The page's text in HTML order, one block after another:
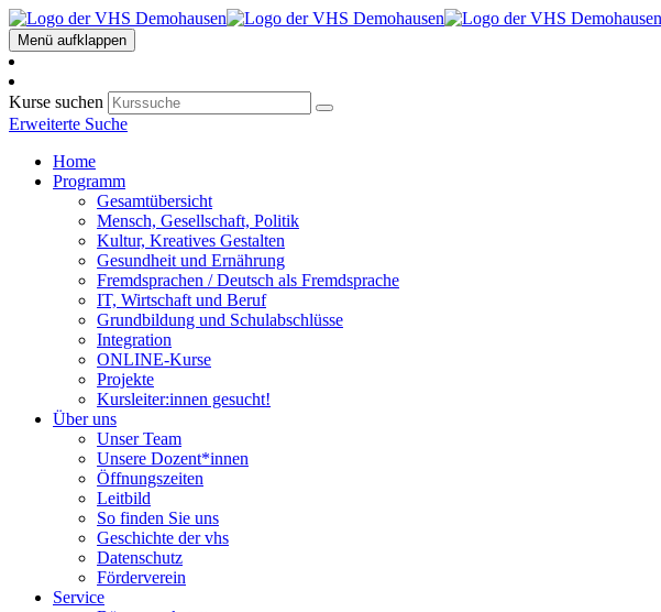
Menü aufklappen
Kurse suchen
Erweiterte Suche
Home
Programm
Gesamtübersicht
Mensch, Gesellschaft, Politik
Kultur, Kreatives Gestalten
Gesundheit und Ernährung
Fremdsprachen / Deutsch als Fremdsprache
IT, Wirtschaft und Beruf
Grundbildung und Schulabschlüsse
Integration
ONLINE-Kurse
Projekte
Kursleiter:innen gesucht!
Über uns
Unser Team
Unsere Dozent*innen
Öffnungszeiten
Leitbild
So finden Sie uns
Geschichte der vhs
Datenschutz
Förderverein
Service